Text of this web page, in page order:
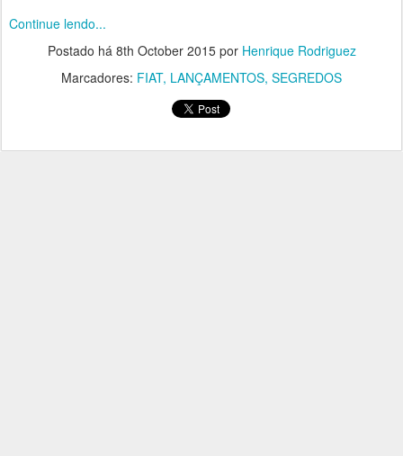
Continue lendo...
Postado há 8th October 2015por Henrique Rodriguez
Marcadores: FIAT LANÇAMENTOS SEGREDOS